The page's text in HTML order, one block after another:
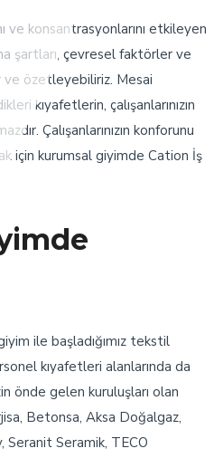
ve konsantrasyonlarını etkileyen
şartları, çevresel faktörler ve
ve özetleyebiliriz. Mesai
kıyafetlerin, çalışanlarınızın
Çalışanlarınızın konforunu
için kurumsal giyimde Cation İş
ile başladığımız tekstil
kıyafetleri alanlarında da
önde gelen kuruluşları olan
Betonsa, Aksa Doğalgaz,
Seramik, TECO